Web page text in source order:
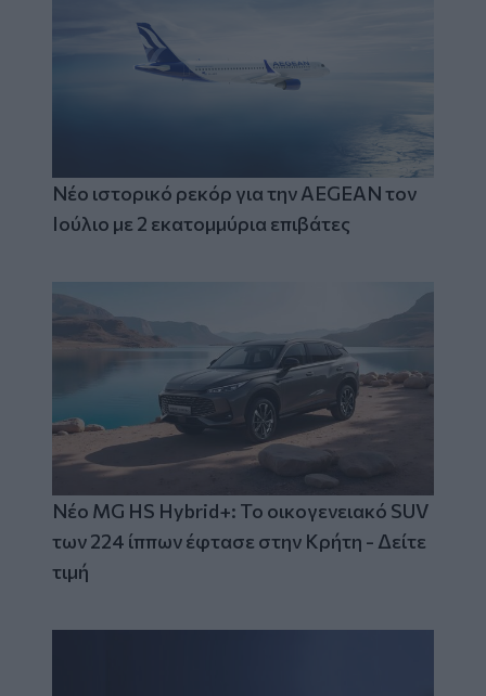
Νέο ιστορικό ρεκόρ για την AEGEAN τον
Ιούλιο με 2 εκατομμύρια επιβάτες
Νέο MG HS Hybrid+: Το οικογενειακό SUV
των 224 ίππων έφτασε στην Κρήτη - Δείτε
τιμή